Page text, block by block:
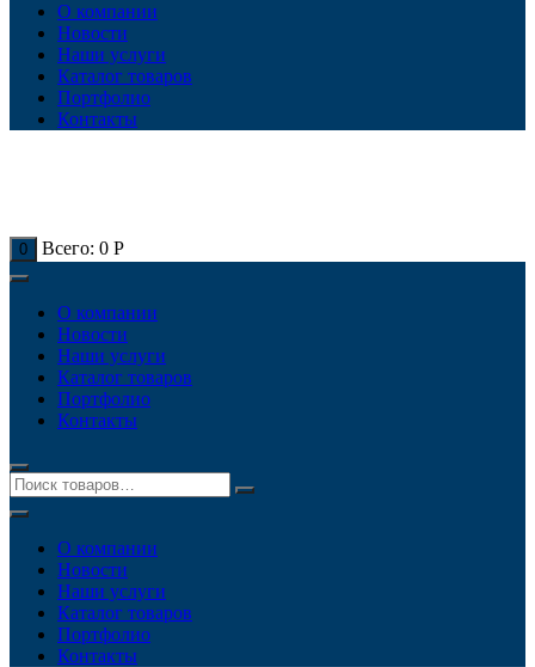
О компании
Новости
Наши услуги
Каталог товаров
Портфолио
Контакты
0 Всего: 0 Р
О компании
Новости
Наши услуги
Каталог товаров
Портфолио
Контакты
О компании
Новости
Наши услуги
Каталог товаров
Портфолио
Контакты